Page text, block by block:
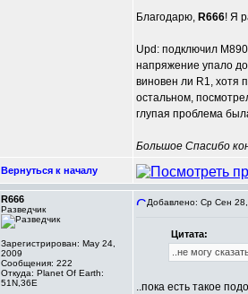
Благодарю, R666! Я
Upd: подключил
напряжение упало
виновен ли R1, хотя
остальном,
глупая проблема
Большое Спасибо
Вернуться к началу
R666
Разведчик
Зарегистрирован: May 24,
2009
Сообщения: 222
Откуда: Planet Of Earth:
51N,36E
Добавлено: Ср Сен
Цитата:
..не могу
..пока есть такое